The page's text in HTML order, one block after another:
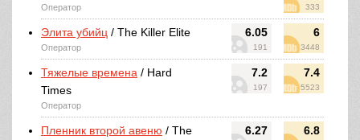
333
Оператор
6.05
191
6
3448
Элита убийц / The Killer Elite
Оператор
7.2
197
7.4
5523
Тяжелые времена / Hard
Times
Оператор
6.27 6.8
Пленник второй авеню / The